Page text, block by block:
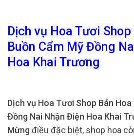
Dịch vụ Hoa Tươi
Buồn Cẩm Mỹ Đồng
Hoa Khai Trương
Dịch vụ Hoa Tươi Shop Bán
Đồng Nai Nhận Điện Hoa Khai
Mừngđiều đặc biệt, shop hoa